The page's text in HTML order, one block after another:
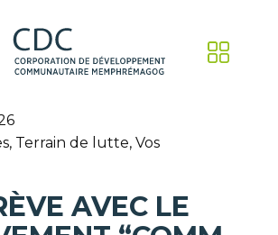
, Terrain de lutte, Vos
AVEC LE